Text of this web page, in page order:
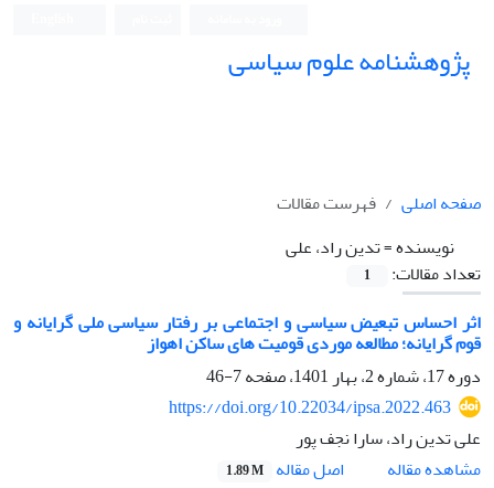
پژوهشنامه علوم سیاسی
صفحه اصلی
فهرست مقالات
نویسنده =تدین راد، علی
تعداد مقالات:
1
اثر احساس تبعیض سیاسی و اجتماعی بر رفتار سیاسی ملی گرایانه و
قوم گرایانه؛ مطالعه موردی قومیت های ساکن اهواز
دوره 17، شماره 2، بهار 1401، صفحه
7-46
https://doi.org/10.22034/ipsa.2022.463
علی تدین راد، سارا نجف پور
مشاهده مقاله
اصل مقاله 1.89 M